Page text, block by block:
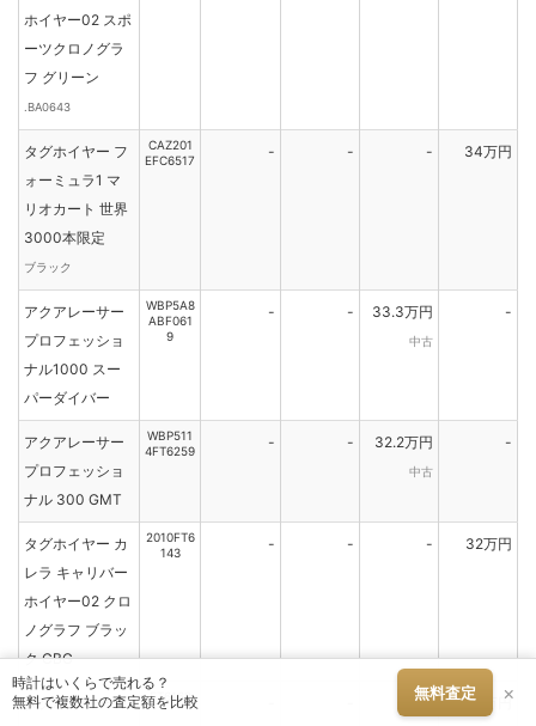
ホイヤー02 スポ
ーツクロノグラ
フ グリーン
.BA0643
タグホイヤー フ
ォーミュラ1 マ
リオカート 世界
3000本限定
ブラック
CAZ201
EFC6517
- - - 34万円
アクアレーサー
プロフェッショ
ナル1000 スー
パーダイバー
WBP5A8
ABF061
9
- - 33.3万円
中古
-
アクアレーサー
プロフェッショ
ナル 300 GMT
WBP511
4FT6259
- - 32.2万円
中古
-
タグホイヤー カ
レラ キャリバー
ホイヤー02 クロ
ノグラフ ブラッ
ク CBG
2010FT6
143
- - - 32万円
タグホイヤー カ
FT6168 - 32万円
時計はいくらで売れる？
無料で複数社の査定額を比較
無料査定 ×